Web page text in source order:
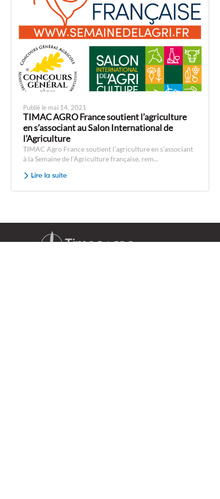
Publié le mai 14, 2021
TIMAC AGRO France soutient l’agriculture
en s’associant au Salon International de
l’Agriculture
TIMAC Agro France soutient l’agriculture en s’associant
à la Semaine de l’Agriculture française, rem...
Lire la suite